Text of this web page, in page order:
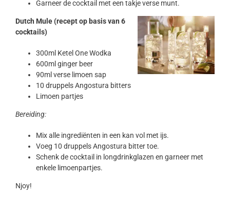
Garneer de cocktail met een takje verse munt.
Dutch Mule (recept op basis van 6
cocktails)
300ml Ketel One Wodka
600ml ginger beer
90ml verse limoen sap
10 druppels Angostura bitters
Limoen partjes
Bereiding:
Mix alle ingrediënten in een kan vol met ijs.
Voeg 10 druppels Angostura bitter toe.
Schenk de cocktail in longdrinkglazen en garneer met
enkele limoenpartjes.
Njoy!